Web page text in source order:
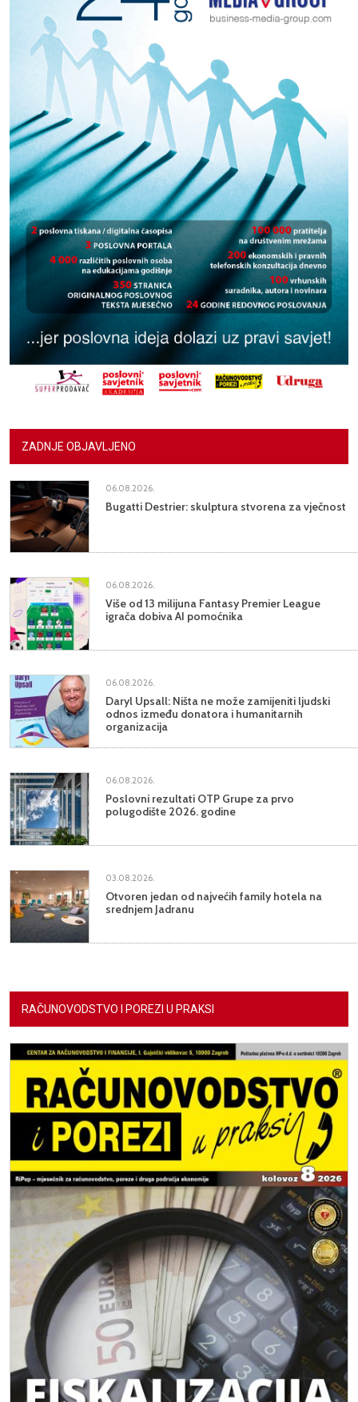
ZADNJE OBJAVLJENO
06.08.2026.
Bugatti Destrier: skulptura stvorena za vječnost
06.08.2026.
Više od 13 milijuna Fantasy Premier League
igrača dobiva AI pomoćnika
06.08.2026.
Daryl Upsall: Ništa ne može zamijeniti ljudski
odnos između donatora i humanitarnih
organizacija
06.08.2026.
Poslovni rezultati OTP Grupe za prvo
polugodište 2026. godine
03.08.2026.
Otvoren jedan od najvećih family hotela na
srednjem Jadranu
RAČUNOVODSTVO I POREZI U PRAKSI